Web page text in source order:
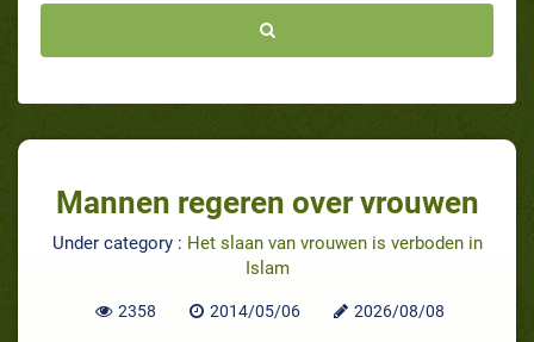
Mannen regeren over vrouwen
Under category : Het slaan van vrouwen is verboden in
Islam
2358 2014/05/06 2026/08/08